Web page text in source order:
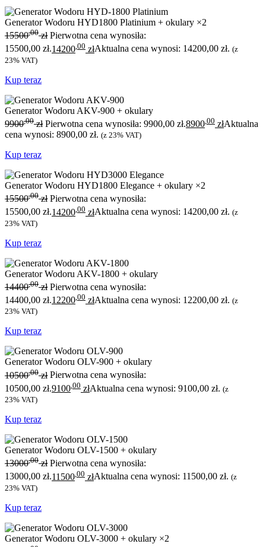
Generator Wodoru HYD1800 Platinium + okulary ×2
15500,00 zł Pierwotna cena wynosiła:
15500,00 zł.14200 ,00 złAktualna cena wynosi: 14200,00 zł. (z
23% VAT)
Kup teraz
Generator Wodoru AKV-900 + okulary
9900,00 zł Pierwotna cena wynosiła: 9900,00 zł.8900 ,00 złAktualna
cena wynosi: 8900,00 zł. (z 23% VAT)
Kup teraz
Generator Wodoru HYD1800 Elegance + okulary ×2
15500,00 zł Pierwotna cena wynosiła:
15500,00 zł.14200 ,00 złAktualna cena wynosi: 14200,00 zł. (z
23% VAT)
Kup teraz
Generator Wodoru AKV-1800 + okulary
14400,00 zł Pierwotna cena wynosiła:
14400,00 zł.12200 ,00 złAktualna cena wynosi: 12200,00 zł. (z
23% VAT)
Kup teraz
Generator Wodoru OLV-900 + okulary
10500,00 zł Pierwotna cena wynosiła:
10500,00 zł.9100 ,00 złAktualna cena wynosi: 9100,00 zł. (z
23% VAT)
Kup teraz
Generator Wodoru OLV-1500 + okulary
13000,00 zł Pierwotna cena wynosiła:
13000,00 zł.11500 ,00 złAktualna cena wynosi: 11500,00 zł. (z
23% VAT)
Kup teraz
Generator Wodoru OLV-3000 + okulary ×2